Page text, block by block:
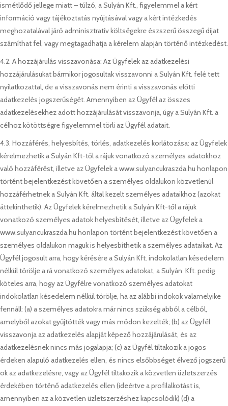
ismétlődő jellege miatt – túlzó, a Sulyán Kft., figyelemmel a kért
információ vagy tájékoztatás nyújtásával vagy a kért intézkedés
meghozatalával járó adminisztratív költségekre észszerű összegű díjat
számíthat fel, vagy megtagadhatja a kérelem alapján történő intézkedést.
4.2. A hozzájárulás visszavonása: Az Ügyfelek az adatkezelési
hozzájárulásukat bármikor jogosultak visszavonni a Sulyán Kft. felé tett
nyilatkozattal, de a visszavonás nem érinti a visszavonás előtti
adatkezelés jogszerűségét. Amennyiben az Ügyfél az összes
adatkezelésekhez adott hozzájárulását visszavonja, úgy a Sulyán Kft. a
célhoz kötöttségre figyelemmel törli az Ügyfél adatait.
4.3. Hozzáférés, helyesbítés, törlés, adatkezelés korlátozása: az Ügyfelek
kérelmezhetik a Sulyán Kft-től a rájuk vonatkozó személyes adatokhoz
való hozzáférést, illetve az Ügyfelek a www.sulyancukraszda.hu honlapon
történt bejelentkezést követően a személyes oldalukon közvetlenül
hozzáférhetnek a Sulyán Kft. által kezelt személyes adataikhoz (azokat
áttekinthetik). Az Ügyfelek kérelmezhetik a Sulyán Kft-től a rájuk
vonatkozó személyes adatok helyesbítését, illetve az Ügyfelek a
www.sulyancukraszda.hu honlapon történt bejelentkezést követően a
személyes oldalukon maguk is helyesbíthetik a személyes adataikat. Az
Ügyfél jogosult arra, hogy kérésére a Sulyán Kft. indokolatlan késedelem
nélkül törölje a rá vonatkozó személyes adatokat, a Sulyán Kft. pedig
köteles arra, hogy az Ügyfélre vonatkozó személyes adatokat
indokolatlan késedelem nélkül törölje, ha az alábbi indokok valamelyike
fennáll: (a) a személyes adatokra már nincs szükség abból a célból,
amelyből azokat gyűjtötték vagy más módon kezelték; (b) az Ügyfél
visszavonja az adatkezelés alapját képező hozzájárulását, és az
adatkezelésnek nincs más jogalapja; (c) az Ügyfél tiltakozik a jogos
érdeken alapuló adatkezelés ellen, és nincs elsőbbséget élvező jogszerű
ok az adatkezelésre, vagy az Ügyfél tiltakozik a közvetlen üzletszerzés
érdekében történő adatkezelés ellen (ideértve a profilalkotást is,
amennyiben az a közvetlen üzletszerzéshez kapcsolódik) (d) a